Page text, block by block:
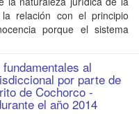
relación con el principio
porque el sistema
al
por parte de
de Cochorco -
el año 2014